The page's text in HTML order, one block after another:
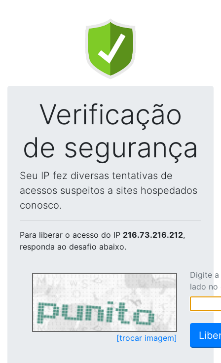
Verificação
de segurança
Seu IP fez diversas tentativas de
acessos suspeitos a sites hospedados
conosco.
Para liberar o acesso do IP 216.73.216.212,
responda ao desafio abaixo.
[trocar imagem]
Digite
lado no